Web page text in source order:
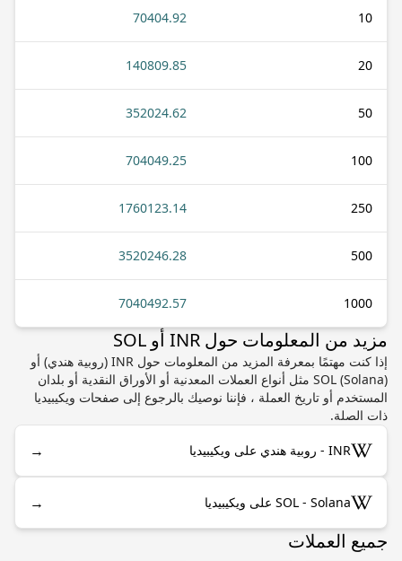
10
70404.92
20
140809.85
50
352024.62
100
704049.25
250
1760123.14
500
3520246.28
1000
7040492.57
مزيد من المعلومات حول INR أو SOL
إذا كنت مهتمًا بمعرفة المزيد من المعلومات حول INR (روبية هندي) أو
SOL (Solana) مثل أنواع العملات المعدنية أو الأوراق النقدية أو بلدان
المستخدم أو تاريخ العملة ، فإننا نوصيك بالرجوع إلى صفحات ويكيبيديا
ذات الصلة.
INR - روبية هندي على ويكيبيديا →
SOL - Solana على ويكيبيديا →
جميع العملات